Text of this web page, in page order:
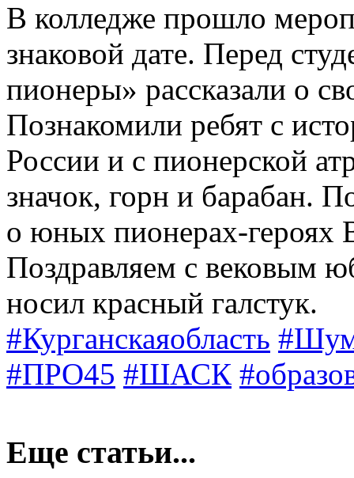
В колледже прошло
знаковой дате. Перед
пионеры» рассказали о
Познакомили ребят с
России и с пионерской
значок, горн и барабан.
о юных пионерах-героях
Поздравляем с вековым
носил красный галстук.
#Курганскаяобласть
#ПРО45 #ШАСК
Еще статьи...